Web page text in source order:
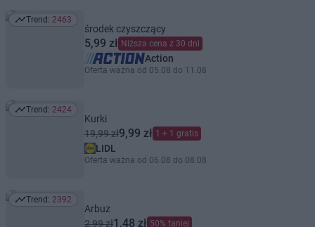
Trend: 2463
Trend: 2463
środek czyszczący
5,99 zł Niższa cena z 30 dni
Action
Oferta ważna od 05.08 do 11.08
Trend: 2424
Trend: 2424
Kurki
19,99 zł9,99 zł 1 + 1 gratis
LIDL
Oferta ważna od 06.08 do 08.08
Trend: 2392
Trend: 2392
Arbuz
2,99 zł1,48 zł 50% taniej